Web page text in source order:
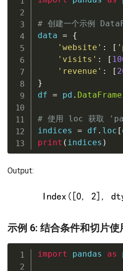
# 创建一个示例
data =
{
'website' : [
'visits' : [
'revenue' : [
}
df = pd . DataFrame
# 使用 loc 获取
indices = df . loc [
print ( indices )
Output:
示例 6: 结合条件和切片使
import pandas as